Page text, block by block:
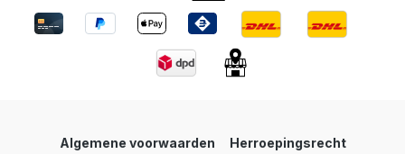
Algemene voorwaarden Herroepingsrecht